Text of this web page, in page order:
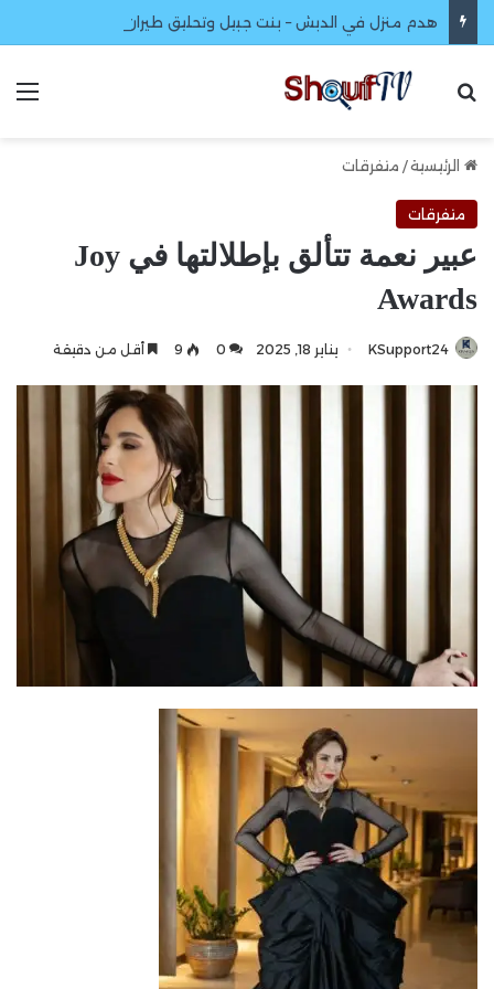
بحث عن
الرئيسية/ متفرقات
متفرقات
عبير نعمة تتألق بإطلالتها في Joy
Awards
KSupport24 يناير 18, 2025 0
9 أقل من دقيقة